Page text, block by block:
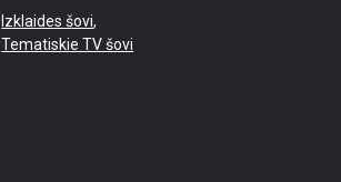
Izklaides šovi,
Tematiskie TV šovi